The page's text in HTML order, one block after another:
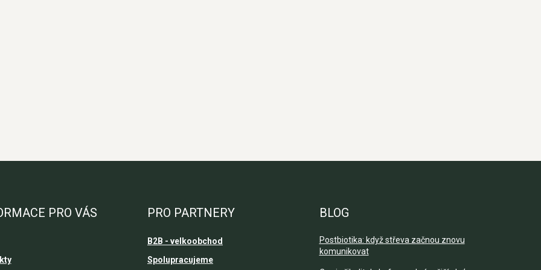
PRO VÁS PRO PARTNERY
B2B - velkoobchod
Spolupracujeme
BLOG
Postbiotika: když střeva začnou znovu
komunikovat